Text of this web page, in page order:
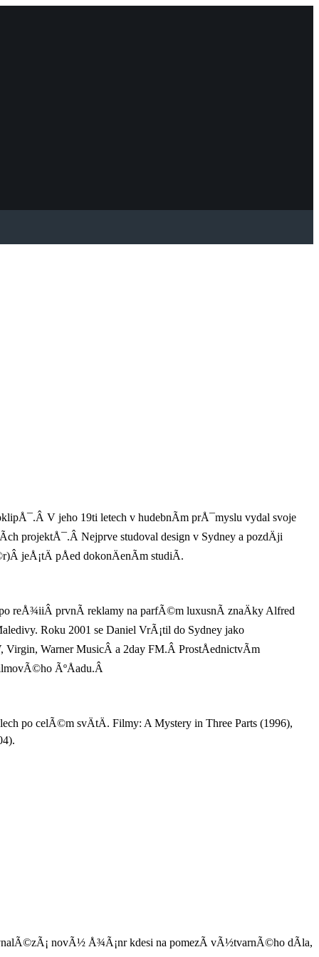
V jeho 19ti letech v hudebnÃ­m prÅ¯myslu vydal svoje
projektÅ¯.Â Nejprve studoval design v Sydney a pozdÄji
jeÅ¡tÄ pÅed dokonÄenÃ­m studiÃ­.
reÅ¾iiÂ prvnÃ­ reklamy na parfÃ©m luxusnÃ­ znaÄky Alfred
Roku 2001 se Daniel VrÃ¡til do Sydney jako
Warner MusicÂ a 2day FM.Â ProstÅednictvÃ­m
ÃºÅadu.Â
po celÃ©m svÄtÄ. Filmy: A Mystery in Three Parts (1996),
novÃ½ Å¾Ã¡nr kdesi na pomezÃ­ vÃ½tvarnÃ©ho dÃ­la,